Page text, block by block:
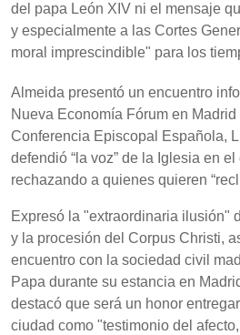
del papa León XIV ni el mensaje
y especialmente a las Cortes
moral imprescindible" para los
Almeida presentó un encuentro
Nueva Economía Fórum en
Conferencia Episcopal Española,
defendió “la voz” de la Iglesia en
rechazando a quienes quieren
Expresó la "extraordinaria ilusión"
y la procesión del Corpus Christi,
encuentro con la sociedad civil
Papa durante su estancia en
destacó que será un honor
ciudad como "testimonio del